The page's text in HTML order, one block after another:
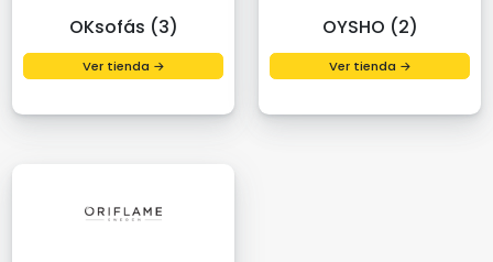
OKsofás (3)
Ver tienda →
OYSHO (2)
Ver tienda →